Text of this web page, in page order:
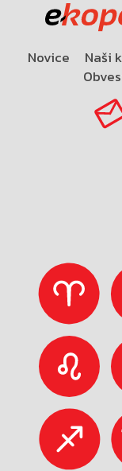
Novice Naši